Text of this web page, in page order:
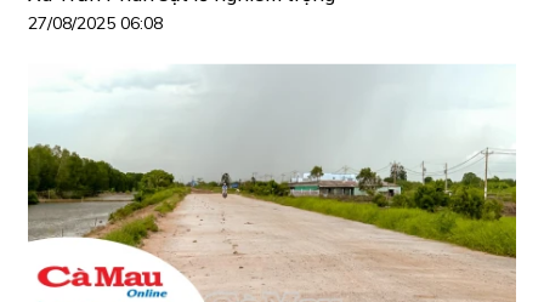
27/08/2025 06:08